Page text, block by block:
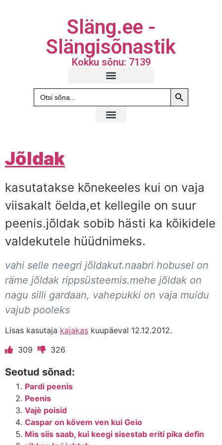
Släng.ee -
Slängisõnastik
Kokku sõnu: 7139
Search
for:
Search
Jõldak
kasutatakse kõnekeeles kui on vaja
viisakalt öelda,et kellegile on suur
peenis.jõldak sobib hästi ka kõikidele
valdekutele hüüdnimeks.
vahi selle neegri jõldakut.naabri hobusel on
räme jõldak rippsüsteemis.mehe jõldak on
nagu silli gardaan, vahepukki on vaja muidu
vajub pooleks
Lisas kasutaja kajakas kuupäeval 12.12.2012.
309
326
Seotud sõnad:
Pardi peenis
Peenis
Vajè poisid
Caspar on kõvem ven kui Geio
Mis siis saab, kui keegi sisestab eriti pika defin